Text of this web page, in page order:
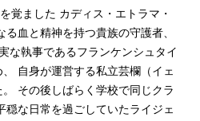
覚ました カディス・エトラマ・
血と精神を持つ貴族の守護者、
な執事であるフランケンシュタイ
自身が運営する私立芸欄（イェ
その後しばらく学校で同じクラ
穏な日常を過ごしていたライジェ